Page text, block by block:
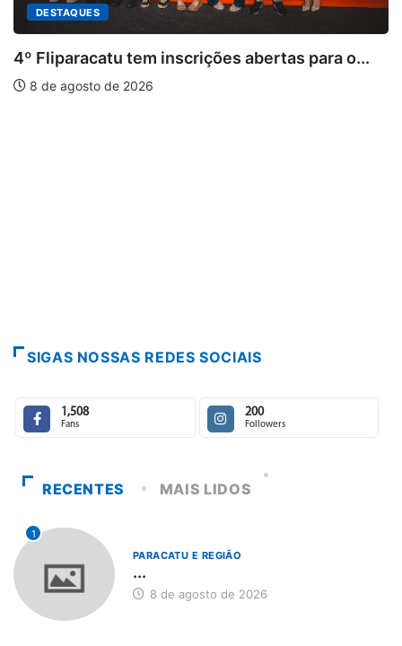
abertas para o...
SIGAS NOSSAS REDES SOCIAIS
1,508
Fans
200
Followers
RECENTES MAIS LIDOS
1
PARACATU E REGIÃO
...
8 de agosto de 2026